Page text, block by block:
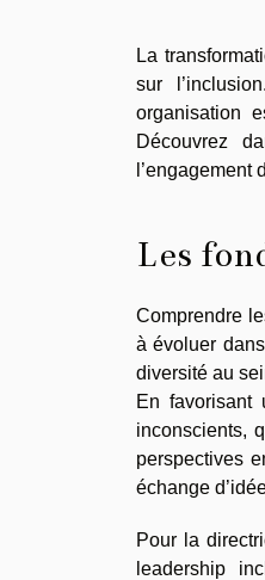
La
sur
organisation
Découvrez
l’engagement
Les
Comprendre
à évoluer
diversité au
En favorisant
inconscients,
perspectives
échange
Pour la
leadership